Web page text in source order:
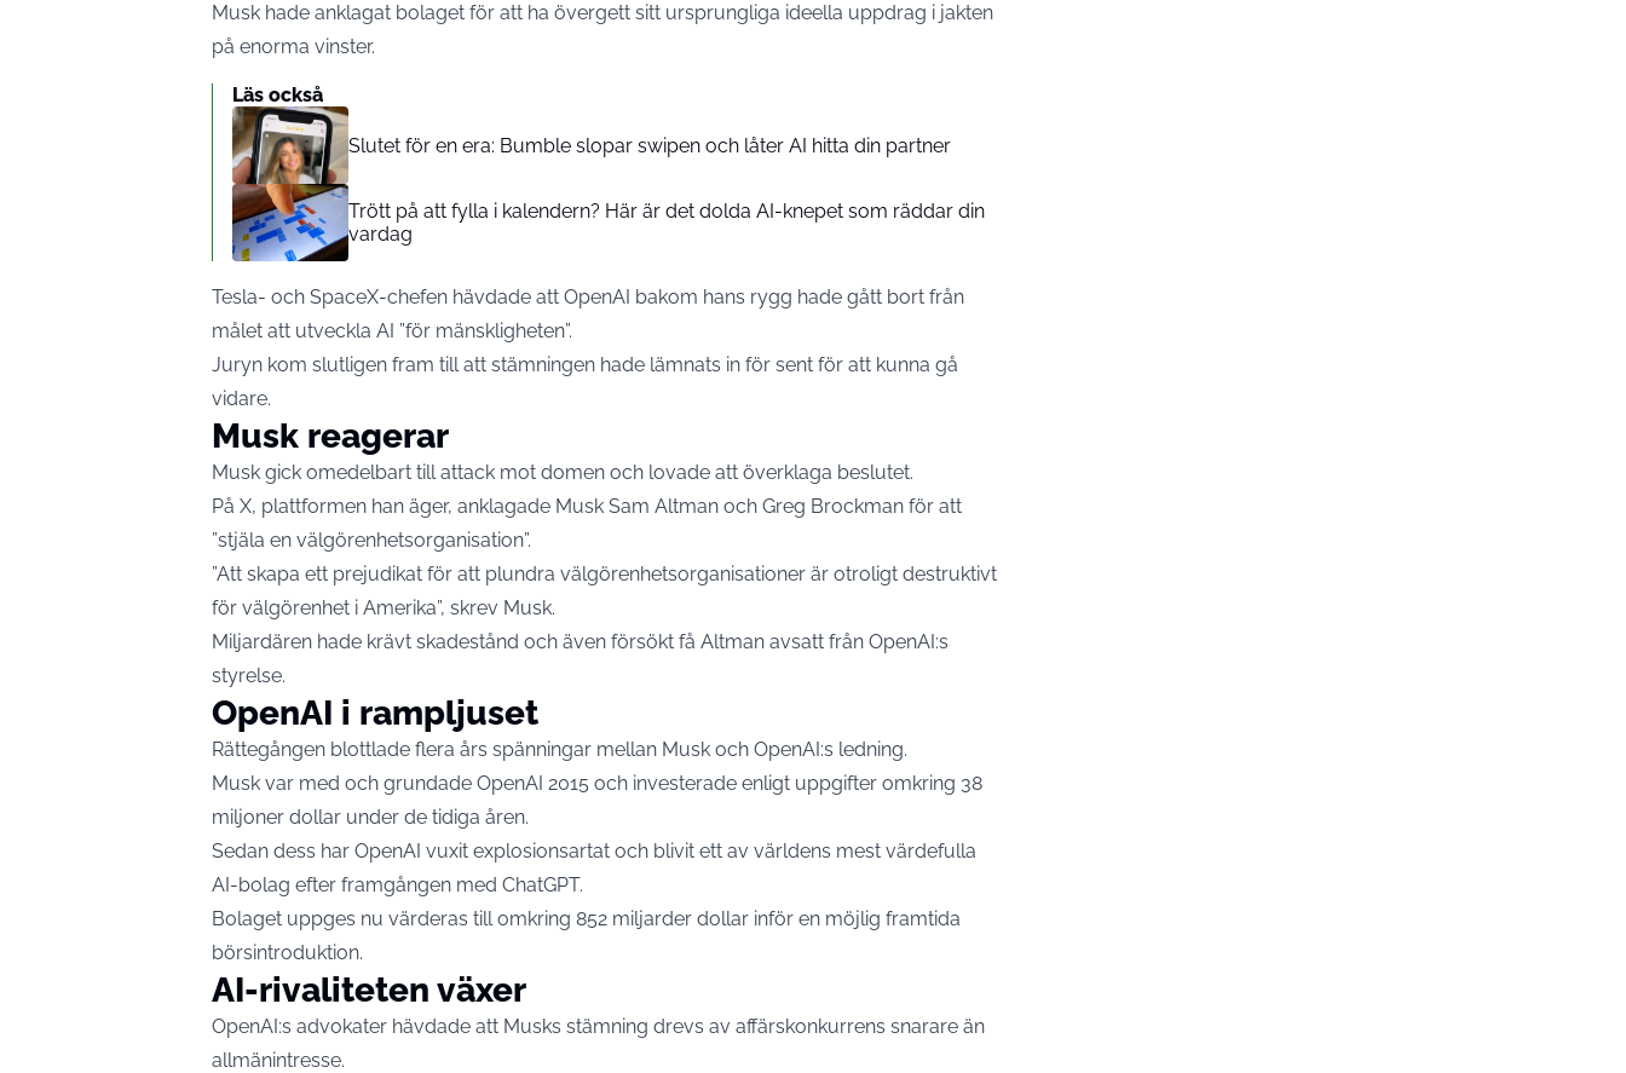
Musk hade anklagat bolaget för att ha övergett sitt ursprungliga ideella uppdrag i jakten
på enorma vinster.
Läs också
Slutet för en era: Bumble slopar swipen och låter AI hitta din partner
Trött på att fylla i kalendern? Här är det dolda AI-knepet som räddar din
vardag
Tesla- och SpaceX-chefen hävdade att OpenAI bakom hans rygg hade gått bort från
målet att utveckla AI ”för mänskligheten”.
Juryn kom slutligen fram till att stämningen hade lämnats in för sent för att kunna gå
vidare.
Musk reagerar
Musk gick omedelbart till attack mot domen och lovade att överklaga beslutet.
På X, plattformen han äger, anklagade Musk Sam Altman och Greg Brockman för att
”stjäla en välgörenhetsorganisation”.
”Att skapa ett prejudikat för att plundra välgörenhetsorganisationer är otroligt destruktivt
för välgörenhet i Amerika”, skrev Musk.
Miljardären hade krävt skadestånd och även försökt få Altman avsatt från OpenAI:s
styrelse.
OpenAI i rampljuset
Rättegången blottlade flera års spänningar mellan Musk och OpenAI:s ledning.
Musk var med och grundade OpenAI 2015 och investerade enligt uppgifter omkring 38
miljoner dollar under de tidiga åren.
Sedan dess har OpenAI vuxit explosionsartat och blivit ett av världens mest värdefulla
AI-bolag efter framgången med ChatGPT.
Bolaget uppges nu värderas till omkring 852 miljarder dollar inför en möjlig framtida
börsintroduktion.
AI-rivaliteten växer
OpenAI:s advokater hävdade att Musks stämning drevs av affärskonkurrens snarare än
allmänintresse.